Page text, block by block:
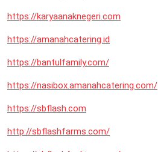
https://karyaanaknegeri.com
https://amanahcatering.id
https://bantulfamily.com/
https://nasibox.amanahcatering.com/
https://sbflash.com
http://sbflashfarms.com/